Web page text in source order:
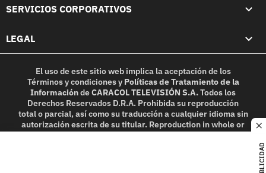
PUBLICIDAD
SERVICIOS CORPORATIVOS
LEGAL
El uso de este sitio web implica la aceptación de los
Términos y condicionesy Políticas de Tratamiento de la
InformacióndeCARACOL TELEVISIÓN S.A.Todos los
Derechos Reservados D.R.A. Prohibida su reproducción
total o parcial, así como su traducción a cualquier idioma sin
autorización escrita de su titular. Reproduction in whole or
in part, or translation without written permission is